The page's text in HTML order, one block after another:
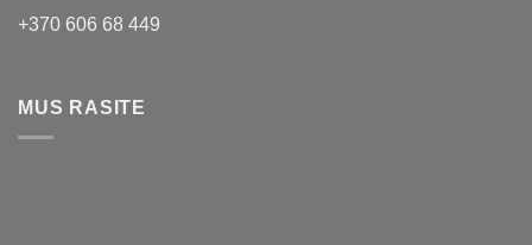
+370 606 68 449
MUS RASITE